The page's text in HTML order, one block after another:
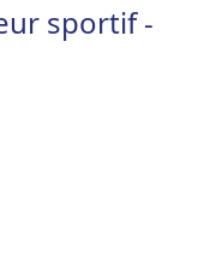
sportif -